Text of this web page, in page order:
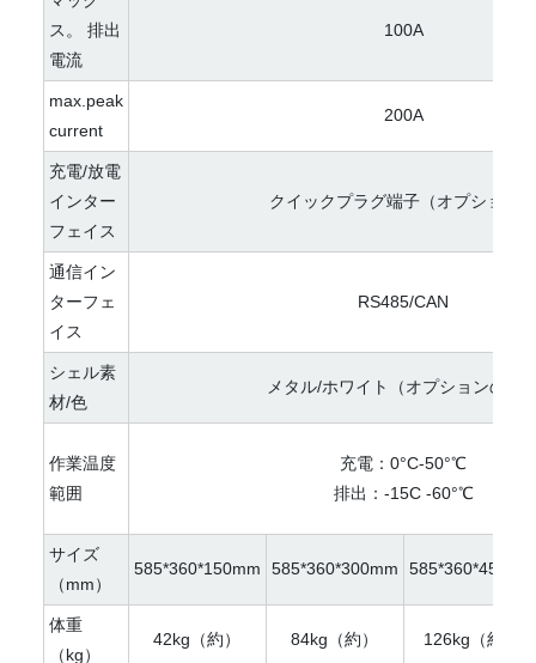
ス。 排出
電流
100A
max.peak
current
200A
充電/放電
インター
フェイス
クイックプラグ端子（オプション
通信イン
ターフェ
イス
RS485/CAN
シェル素
材/色
メタル/ホワイト（オプションの色
作業温度
範囲
充電：0°C-50°℃
排出：-15C -60°℃
サイズ
（mm）
585*360*150mm 585*360*300mm 585*360*450mm
体重
（kg）
42kg（約） 84kg（約） 126kg（約）